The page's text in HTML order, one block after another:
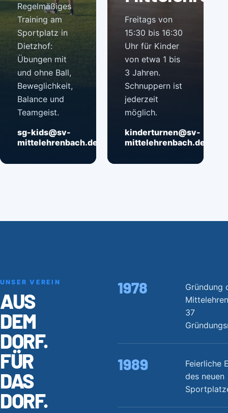
Regelmäßiges
Training am
Sportplatz in
Dietzhof:
Übungen mit
und ohne Ball,
Beweglichkeit,
Balance und
Teamgeist.
sg-kids@sv-
mittelehrenbach.de
Freitags von
15:30 bis 16:30
Uhr für Kinder
von etwa 1 bis
3 Jahren.
Schnuppern ist
jederzeit
möglich.
kinderturnen@sv-
mittelehrenbach.de
UNSER VEREIN
AUS
DEM
DORF.
FÜR
DAS
DORF.
1978
Gründung
37
1989
Feierliche
des neuen